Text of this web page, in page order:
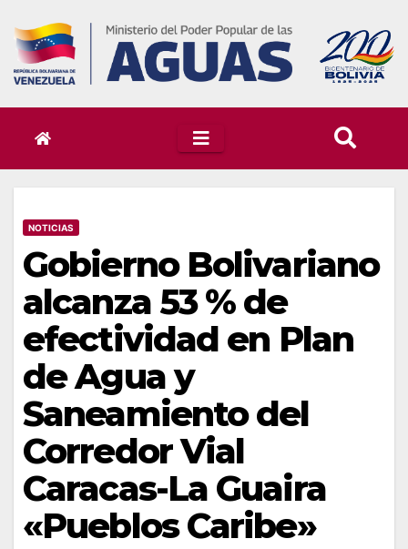
content
NOTICIAS
Gobierno Bolivariano
alcanza 53 % de
efectividad en Plan
de Agua y
Saneamiento del
Corredor Vial
Caracas-La Guaira
«Pueblos Caribe»